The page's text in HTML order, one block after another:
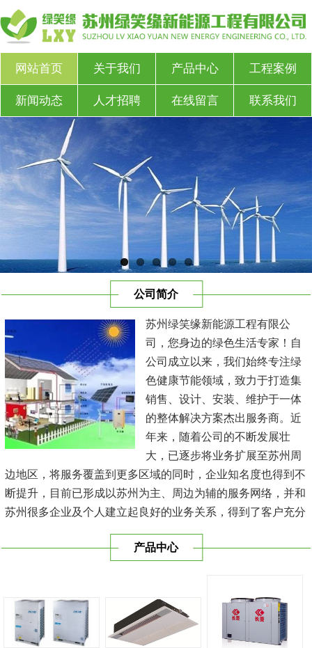
网站首页 关于我们 产品中心 工程案例
新闻动态 人才招聘 在线留言 联系我们
公司简介
苏州绿笑缘新能源工程有限公
司，您身边的绿色生活专家！自
公司成立以来，我们始终专注绿
色健康节能领域，致力于打造集
销售、设计、安装、维护于一体
的整体解决方案杰出服务商。近
年来，随着公司的不断发展壮
大，已逐步将业务扩展至苏州周
边地区，将服务覆盖到更多区域的同时，企业知名度也得到不
断提升，目前已形成以苏州为主、周边为辅的服务网络，并和
苏州很多企业及个人建立起良好的业务关系，得到了客户充分
与时俱进，树立良好的企业形象，以优质的服务、优质的技术
产品中心